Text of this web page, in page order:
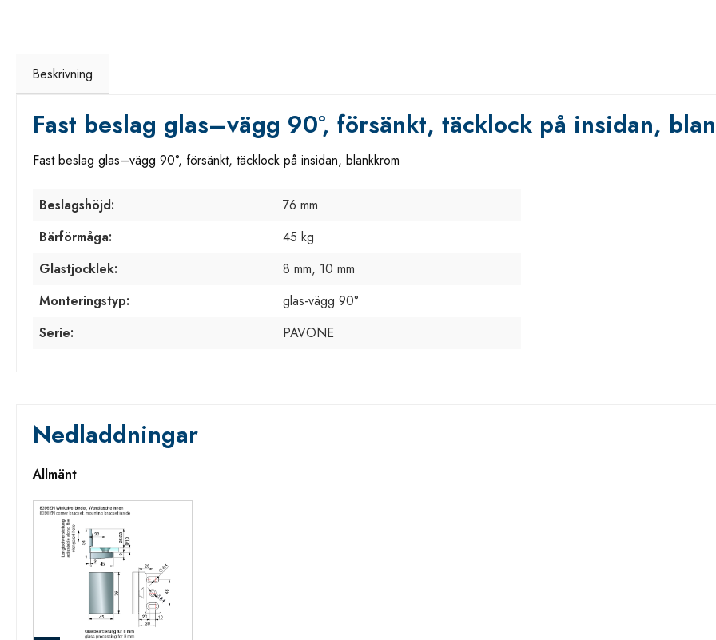
Beskrivning
Fast beslag glas–vägg 90°, försänkt, täcklock på insidan,
Fast beslag glas–vägg 90°, försänkt, täcklock på insidan, blankkrom
Beslagshöjd:
76 mm
Bärförmåga:
45 kg
Glastjocklek:
8 mm, 10 mm
Monteringstyp:
glas-vägg 90°
Serie:
PAVONE
Nedladdningar
Allmänt